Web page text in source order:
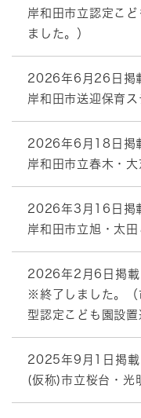
岸和田市立認定こ
ました。）
2026年6月26日掲
岸和田市送迎保育
2026年6月18日掲
岸和田市立春木・大
2026年3月16日掲
岸和田市立旭・太田
2026年2月6日掲載
※終了しました。（
型認定こども園設
2025年9月1日掲載
(仮称)市立桜台・光